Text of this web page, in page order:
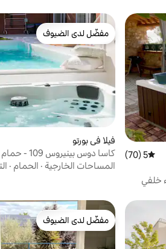
متوسط التقييم 5 من 5، 70 مراجعات
5 (70)
خلفي
مفضّل لدى الضيوف
مفضّل لدى الضيوف
فيلا في بورتو
كاسا دوس
ومنتجع صحي
المساحات الخارجية · الحمام ·
مفضّل لدى الضيوف
مفضّل لدى الضيوف